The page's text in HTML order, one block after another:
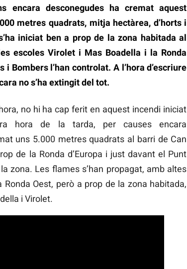
encara desconegudes ha cremat aquest
metres quadrats, mitja hectàrea, d’horts i
iniciat ben a prop de la zona habitada al
escoles Virolet i Mas Boadella i la Ronda
Bombers l’han controlat. A l’hora d’escriure
no s’ha extingit del tot.
no hi ha cap ferit en aquest incendi iniciat
hora de la tarda, per causes encara
uns 5.000 metres quadrats al barri de Can
de la Ronda d’Europa i just davant el Punt
zona. Les flames s’han propagat, amb altes
Oest, però a prop de la zona habitada,
i Virolet.